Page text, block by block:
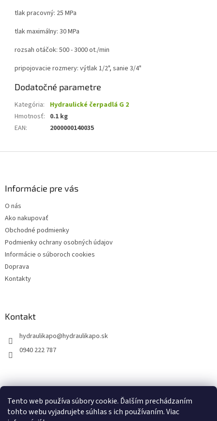
Tento web používa súbory cookie. Ďalším prechádzaním
tohto webu vyjadrujete súhlas s ich používaním. Viac
tlak pracovný: 25 MPa
tlak maximálny: 30 MPa
rozsah otáčok: 500 - 3000 ot./min
pripojovacie rozmery: výtlak 1/2", sanie 3/4"
Dodatočné parametre
Kategória:
Hydraulické čerpadlá G 2
Hmotnosť: 0.1 kg
EAN: 2000000140035
Informácie pre vás
O nás
Ako nakupovať
Obchodné podmienky
Podmienky ochrany osobných údajov
Informácie o súboroch cookies
Doprava
Kontakty
Kontakt
hydraulikapo@hydraulikapo.sk
0940 222 787